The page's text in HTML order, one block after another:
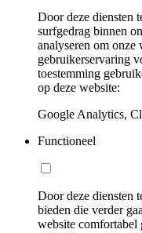
Door deze diensten
surfgedrag binnen
analyseren om onze
gebruikerservaring
toestemming
op deze website:
Google Analytics,
Functioneel
Door deze diensten
bieden die verder
website